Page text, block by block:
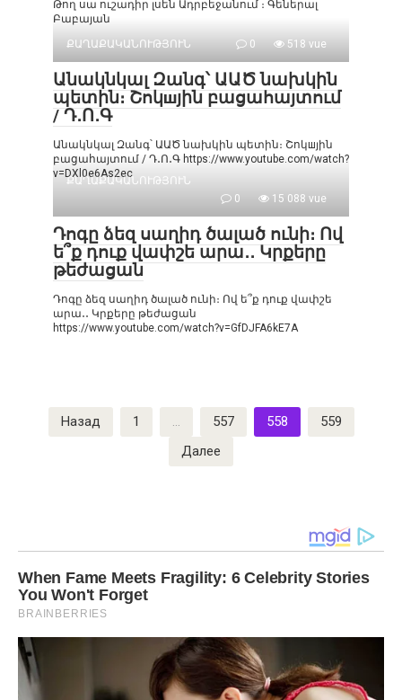
Թող սա ուշադիր լսեն Ադրբեջանում ։ Գեներալ
Բաբայան
ՔԱՂԱՔԱԿԱՆՈՒԹՅՈՒՆ
0 518 vue
Անակնկալ Զանգ՝ ԱԱԾ նախկին
պետին։ Շոկшյին բացահայտում
/ Դ․Ո․Գ
Անակնկալ Զանգ՝ ԱԱԾ նախկին պետին։ Շոկшյին
բացահայտում / Դ․Ո․Գ https://www.youtube.com/watch?
v=DXl0e6As2ec
ՔԱՂԱՔԱԿԱՆՈՒԹՅՈՒՆ
0
15 088 vue
Դոգը ձեզ սաղիդ ծալած ունի։ Ով
ե՞ք դուք վափշե արա․․ Կրքերը
թեժացան
Դոգը ձեզ սաղիդ ծալած ունի։ Ով ե՞ք դուք վափշե
արա․․ Կրքերը թեժացան
https://www.youtube.com/watch?v=GfDJFA6kE7A
Пагинация
записей
Назад 1 … 557 558
559
Далее